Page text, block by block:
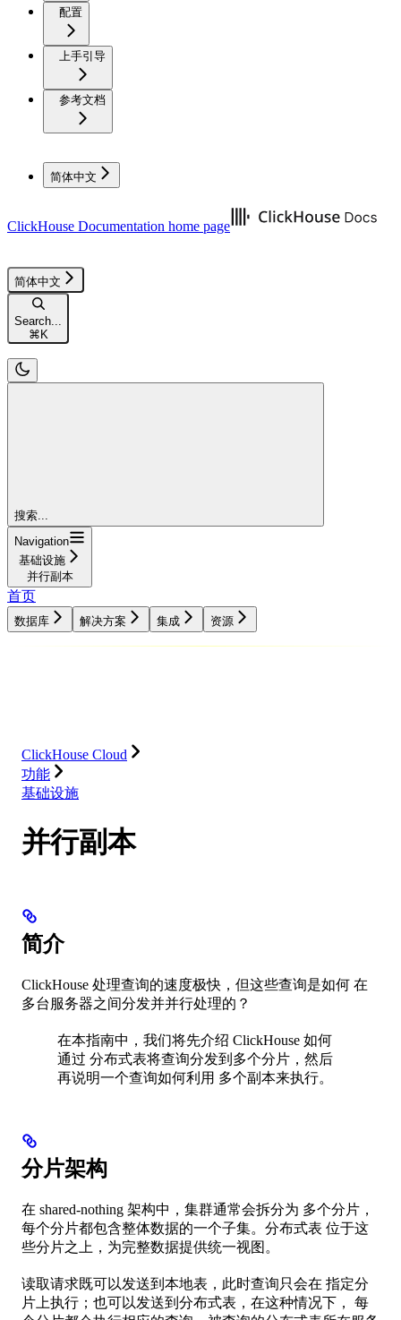
配置
上手引导
参考文档
简体中文
ClickHouse Documentation home page
简体中文
Search...
⌘ K
搜索...
Navigation
基础设施
并行副本
首页
数据库 解决方案 集成 资源
ClickHouse Cloud
功能
基础设施
并行副本
简介
ClickHouse 处理查询的速度极快，但这些查询是如何 在
多台服务器之间分发并并行处理的？
在本指南中，我们将先介绍 ClickHouse 如何
通过 分布式表将查询分发到多个分片，然后
再说明一个查询如何利用 多个副本来执行。
分片架构
在 shared-nothing 架构中，集群通常会拆分为 多个分片，
每个分片都包含整体数据的一个子集。分布式表 位于这
些分片之上，为完整数据提供统一视图。
读取请求既可以发送到本地表，此时查询只会在 指定分
片上执行；也可以发送到分布式表，在这种情况下， 每